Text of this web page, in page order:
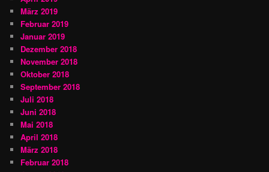
März 2019
Februar 2019
Januar 2019
Dezember 2018
November 2018
Oktober 2018
September 2018
Juli 2018
Juni 2018
Mai 2018
April 2018
März 2018
Februar 2018